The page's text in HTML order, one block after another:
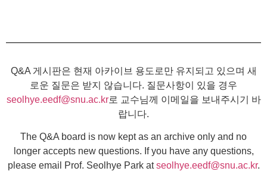
Q&A 게시판은 현재 아카이브 용도로만 유지되고 있으며 새
로운 질문은 받지 않습니다. 질문사항이 있을 경우
seolhye.eedf@snu.ac.kr로 교수님께 이메일을 보내주시기 바
랍니다.
The Q&A board is now kept as an archive only and no
longer accepts new questions. If you have any questions,
please email Prof. Seolhye Park atseolhye.eedf@snu.ac.kr.